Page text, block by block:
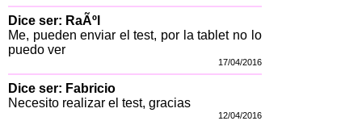
Dice ser: RaÃºl
Me, pueden enviar el test, por la tablet no lo
puedo ver
17/04/2016
Dice ser: Fabricio
Necesito realizar el test, gracias
12/04/2016